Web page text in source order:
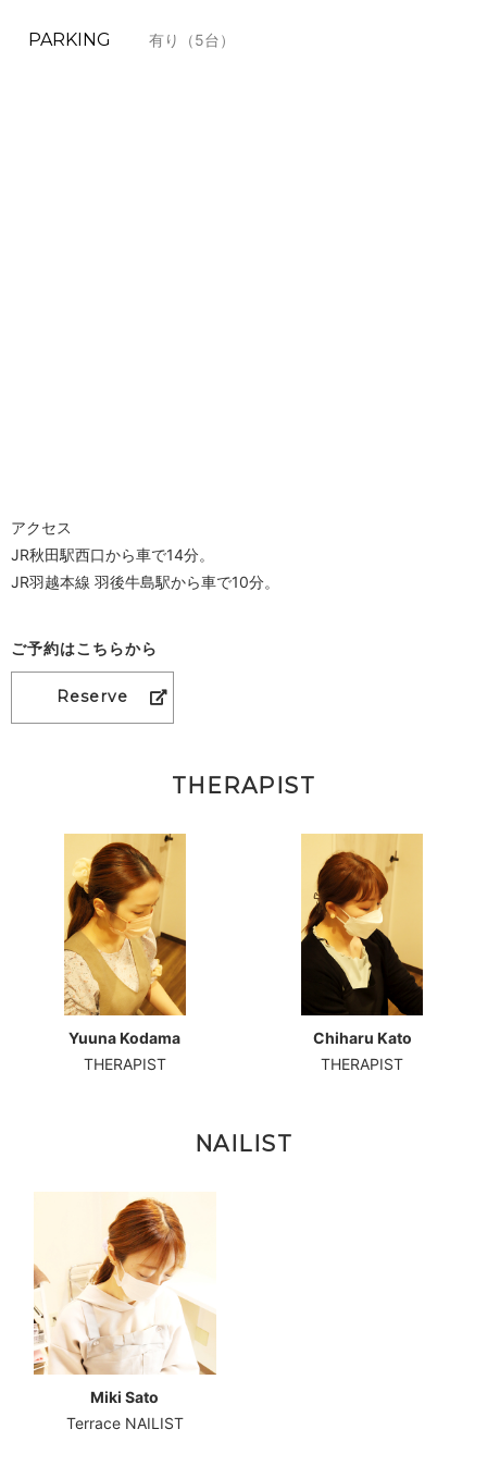
PARKING 有り（5台）
アクセス
JR秋田駅西口から車で14分。
JR羽越本線 羽後牛島駅から車で10分。
ご予約はこちらから
Reserve
THERAPIST
Yuuna Kodama
THERAPIST
Chiharu Kato
THERAPIST
NAILIST
Miki Sato
Terrace NAILIST